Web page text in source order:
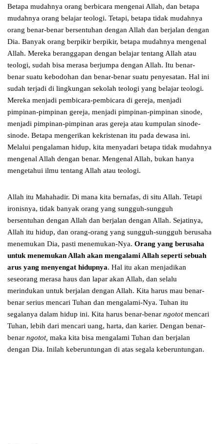
Betapa mudahnya orang berbicara mengenai Allah, dan betapa
mudahnya orang belajar teologi. Tetapi, betapa tidak mudahnya
orang benar-benar bersentuhan dengan Allah dan berjalan dengan
Dia. Banyak orang berpikir berpikir, betapa mudahnya mengenal
Allah. Mereka beranggapan dengan belajar tentang Allah atau
teologi, sudah bisa merasa berjumpa dengan Allah. Itu benar-
benar suatu kebodohan dan benar-benar suatu penyesatan. Hal ini
sudah terjadi di lingkungan sekolah teologi yang belajar teologi.
Mereka menjadi pembicara-pembicara di gereja, menjadi
pimpinan-pimpinan gereja, menjadi pimpinan-pimpinan sinode,
menjadi pimpinan-pimpinan aras gereja atau kumpulan sinode-
sinode. Betapa mengerikan kekristenan itu pada dewasa ini.
Melalui pengalaman hidup, kita menyadari betapa tidak mudahnya
mengenal Allah dengan benar. Mengenal Allah, bukan hanya
mengetahui ilmu tentang Allah atau teologi.
Allah itu Mahahadir. Di mana kita bernafas, di situ Allah. Tetapi
ironisnya, tidak banyak orang yang sungguh-sungguh
bersentuhan dengan Allah dan berjalan dengan Allah. Sejatinya,
Allah itu hidup, dan orang-orang yang sungguh-sungguh berusaha
menemukan Dia, pasti menemukan-Nya. Orang yang berusaha
untuk menemukan Allah akan mengalami Allah seperti sebuah
arus yang menyengat hidupnya. Hal itu akan menjadikan
seseorang merasa haus dan lapar akan Allah, dan selalu
merindukan untuk berjalan dengan Allah. Kita harus mau benar-
benar serius mencari Tuhan dan mengalami-Nya. Tuhan itu
segalanya dalam hidup ini. Kita harus benar-benar ngototmencari
Tuhan, lebih dari mencari uang, harta, dan karier. Dengan benar-
benar ngotot, maka kita bisa mengalami Tuhan dan berjalan
dengan Dia. Inilah keberuntungan di atas segala keberuntungan.